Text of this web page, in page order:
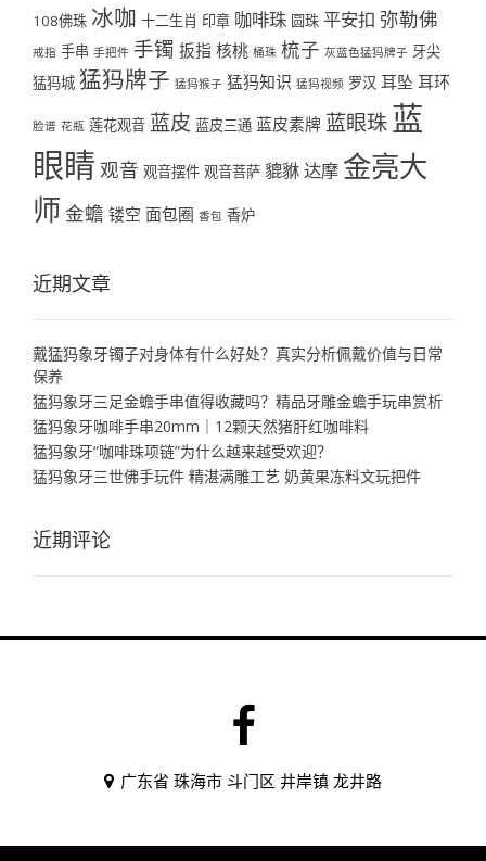
108佛珠 冰咖 十二生肖 印章 咖啡珠 圆珠 平安扣 弥勒佛
戒指 手串 手把件 手镯 扳指 核桃 桶珠 梳子 灰蓝色猛犸牌子 牙尖
猛犸城 猛犸牌子 猛犸猴子 猛犸知识 猛犸视频 罗汉 耳坠 耳环
脸谱 花瓶 莲花观音 蓝皮 蓝皮三通 蓝皮素牌 蓝眼珠蓝
眼睛 观音 观音摆件 观音菩萨 貔貅达摩 金亮大
师 金蟾 镂空 面包圈 香包 香炉
近期文章
戴猛犸象牙镯子对身体有什么好处？真实分析佩戴价值与日常
保养
猛犸象牙三足金蟾手串值得收藏吗？精品牙雕金蟾手玩串赏析
猛犸象牙咖啡手串20mm｜12颗天然猪肝红咖啡料
猛犸象牙“咖啡珠项链”为什么越来越受欢迎？
猛犸象牙三世佛手玩件 精湛满雕工艺 奶黄果冻料文玩把件
近期评论
广东省 珠海市 斗门区 井岸镇 龙井路